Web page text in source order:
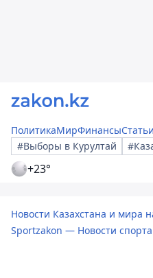
ПолитикаМирФинансыСтатьи
#Выборы в Курултай
+23°
Новости Казахстана и мира
Sportzakon — Новости спорта